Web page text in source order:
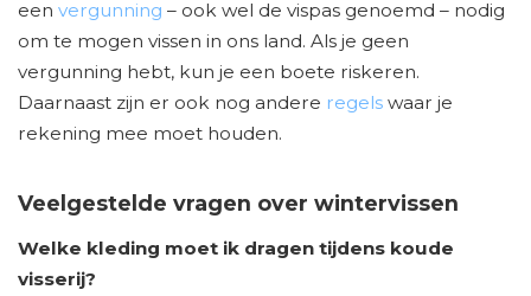
een vergunning – ook wel de vispas genoemd – nodig
om te mogen vissen in ons land. Als je geen
vergunning hebt, kun je een boete riskeren.
Daarnaast zijn er ook nog andere regels waar je
rekening mee moet houden.
Veelgestelde vragen over wintervissen
Welke kleding moet ik dragen tijdens koude
visserij?